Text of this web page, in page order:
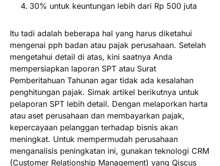
30% untuk keuntungan lebih dari Rp 500 juta
Itu tadi adalah beberapa hal yang harus diketahui
mengenai pph badan atau pajak perusahaan. Setelah
mengetahui detail di atas, kini saatnya Anda
mempersiapkan laporan SPT atau Surat
Pemberitahuan Tahunan agar tidak ada kesalahan
penghitungan pajak. Simak artikel berikutnya untuk
pelaporan SPT lebih detail. Dengan melaporkan harta
atau aset perusahaan dan membayarkan pajak,
kepercayaan pelanggan terhadap bisnis akan
meningkat. Untuk mempermudah perusahaan
menganalisis peningkatan ini, gunakan teknologi CRM
(Customer Relationship Management) yang Qiscus